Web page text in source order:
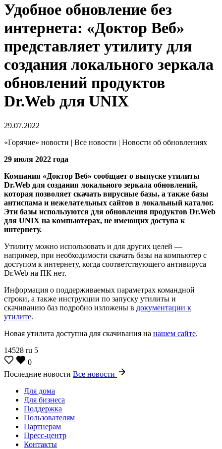
Удобное обновление без
интернета: «Доктор Веб»
представляет утилиту для
создания локального зеркала
обновлений продуктов
Dr.Web для UNIX
29.07.2022
«Горячие» новости | Все новости | Новости об обновлениях
29 июля 2022 года
Компания «Доктор Веб» сообщает о выпуске утилиты
Dr.Web для создания локального зеркала обновлений,
которая позволяет скачать вирусные базы, а также базы
антиспама и нежелательных сайтов в локальный каталог.
Эти базы используются для обновления продуктов Dr.Web
для UNIX на компьютерах, не имеющих доступа к
интернету.
Утилиту можно использовать и для других целей —
например, при необходимости скачать базы на компьютер с
доступом к интернету, когда соответствующего антивируса
Dr.Web на ПК нет.
Информация о поддерживаемых параметрах командной
строки, а также инструкции по запуску утилиты и
скачиванию баз подробно изложены в документации к
утилите.
Новая утилита доступна для скачивания на нашем сайте.
14528 ru 5
0
Последние новости Все новости
Для дома
Для бизнеса
Поддержка
Пользователям
Партнерам
Пресс-центр
Контакты